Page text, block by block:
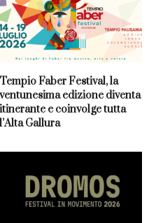
Tempio Faber Festival, la
ventunesima edizione diventa
itinerante e coinvolge tutta
l’Alta Gallura